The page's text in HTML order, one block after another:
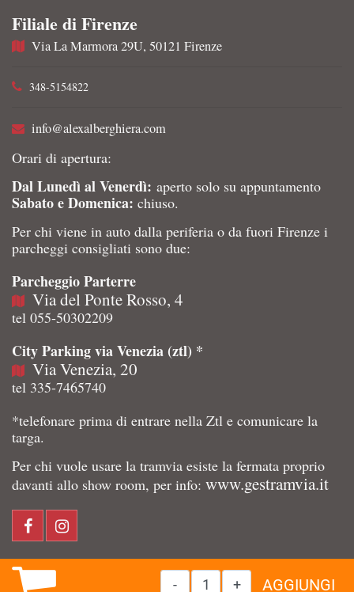
Quantità
AGGIUNGI
Filiale di Firenze
Via La Marmora 29U, 50121 Firenze
348-5154822
info@alexalberghiera.com
Orari di apertura:
Dal Lunedì al Venerdì: aperto solo su appuntamento
Sabato e Domenica: chiuso.
Per chi viene in auto dalla periferia o da fuori Firenze i
parcheggi consigliati sono due:
Parcheggio Parterre
Via del Ponte Rosso, 4
tel 055-50302209
City Parking via Venezia (ztl) *
Via Venezia, 20
tel 335-7465740
*telefonare prima di entrare nella Ztl e comunicare la
targa.
Per chi vuole usare la tramvia esiste la fermata proprio
davanti allo show room, per info: www.gestramvia.it